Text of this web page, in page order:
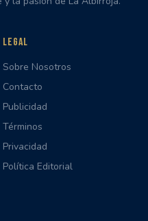
LEGAL
Sobre Nosotros
Contacto
Publicidad
Términos
Privacidad
Política Editorial